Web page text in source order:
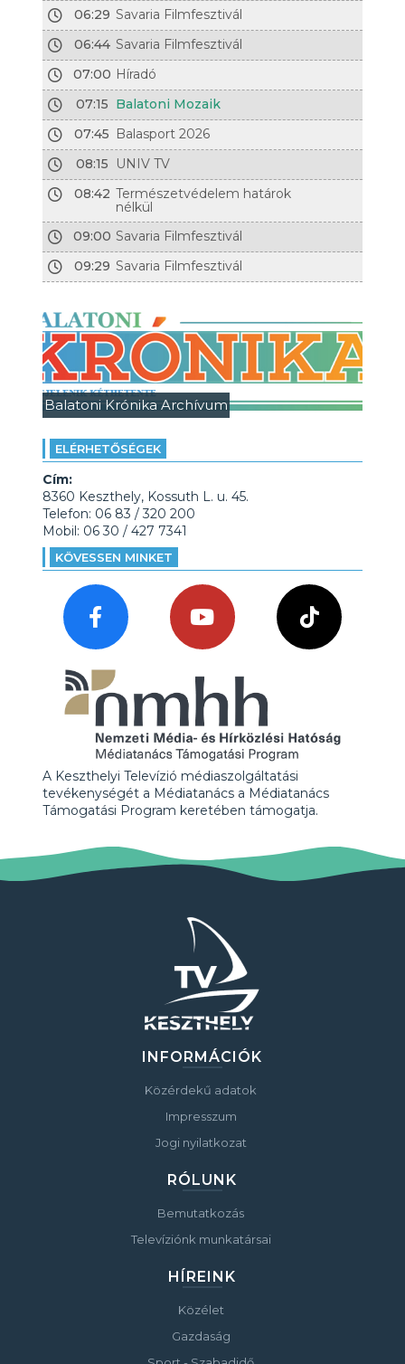
06:29 Savaria Filmfesztivál
06:44 Savaria Filmfesztivál
07:00 Híradó
07:15 Balatoni Mozaik
07:45 Balasport 2026
08:15
UNIV TV
08:42 Természetvédelem határok
nélkül
09:00 Savaria Filmfesztivál
09:29 Savaria Filmfesztivál
Balatoni Krónika Archívum
ELÉRHETŐSÉGEK
Cím:
8360 Keszthely, Kossuth L. u. 45.
Telefon: 06 83 / 320 200
Mobil: 06 30 / 427 7341
KÖVESSEN MINKET
A Keszthelyi Televízió médiaszolgáltatási
tevékenységét a Médiatanács a Médiatanács
Támogatási Program keretében támogatja.
INFORMÁCIÓK
Közérdekű adatok
Impresszum
Jogi nyilatkozat
RÓLUNK
Bemutatkozás
Televíziónk munkatársai
HÍREINK
Közélet
Gazdaság